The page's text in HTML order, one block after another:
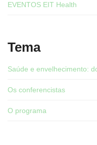
EVENTOS EIT Health
Tema
Saúde e envelhecimento:
Os conferencistas
O programa